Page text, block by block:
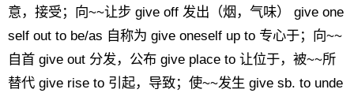
意，接受；向~~让步 give off 发出（烟，气味） give one
self out to be/as 自称为 give oneself up to 专心于；向~~
自首 give out 分发，公布 give place to 让位于，被~~所
替代 give rise to 引起，导致；使~~发生 give sb. to unde